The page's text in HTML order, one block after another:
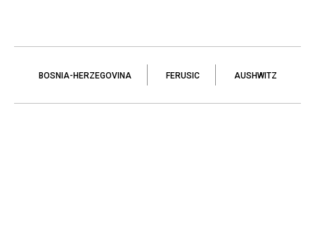
BOSNIA-HERZEGOVINA FERUSIC AUSHWITZ